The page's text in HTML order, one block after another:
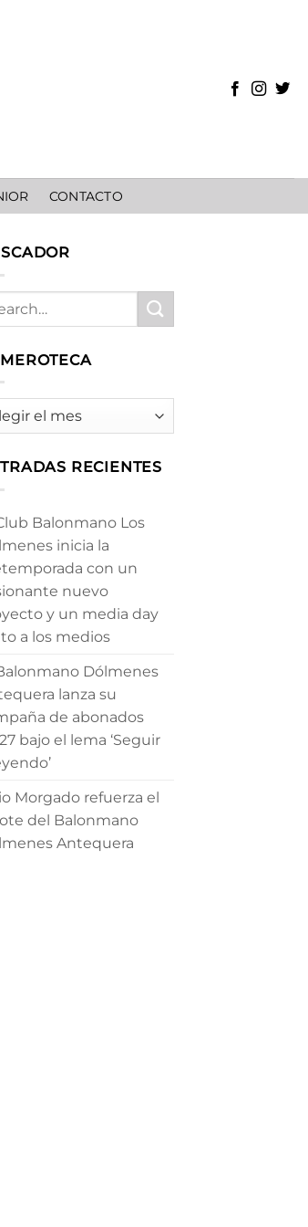
CONTACTO
RECIENTES
Balonmano Los
inicia la
con un
nuevo
y un media day
a los medios
Dólmenes
lanza su
de abonados
bajo el lema ‘Seguir
Morgado refuerza el
del Balonmano
Antequera